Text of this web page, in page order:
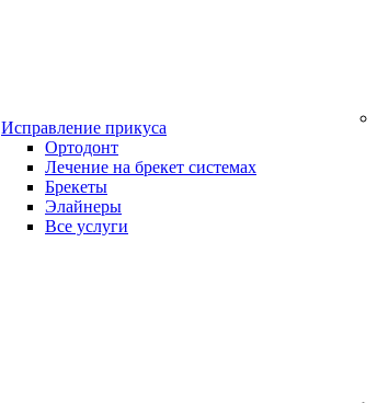
Исправление прикуса
Ортодонт
Лечение на брекет системах
Брекеты
Элайнеры
Все услуги